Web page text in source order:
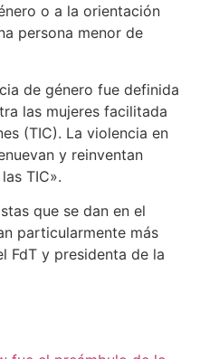
o a la orientación
persona menor de
de género fue definida
las mujeres facilitada
(TIC). La violencia en
y reinventan
TIC».
que se dan en el
particularmente más
FdT y presidenta de la